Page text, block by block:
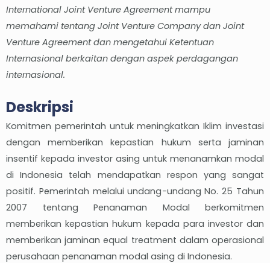
International Joint Venture Agreement mampu
memahami tentang Joint Venture Company dan Joint
Venture Agreement dan mengetahui Ketentuan
Internasional berkaitan dengan aspek perdagangan
internasional.
Deskripsi
Komitmen pemerintah untuk meningkatkan Iklim investasi
dengan memberikan kepastian hukum serta jaminan
insentif kepada investor asing untuk menanamkan modal
di Indonesia telah mendapatkan respon yang sangat
positif. Pemerintah melalui undang-undang No. 25 Tahun
2007 tentang Penanaman Modal berkomitmen
memberikan kepastian hukum kepada para investor dan
memberikan jaminan equal treatment dalam operasional
perusahaan penanaman modal asing di Indonesia.